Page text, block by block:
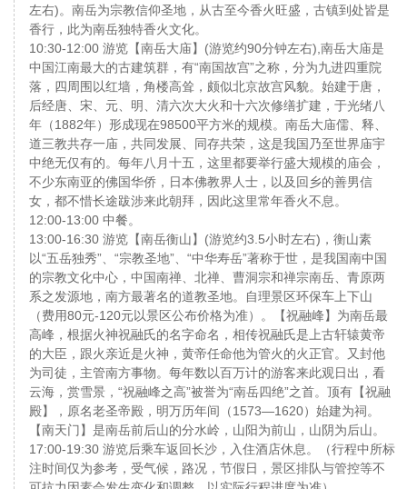
左右)。南岳为宗教信仰圣地，从古至今香火旺盛，古镇到处皆是
香行，此为南岳独特香火文化。
10:30-12:00 游览【南岳大庙】(游览约90分钟左右),南岳大庙是
中国江南最大的古建筑群，有“南国故宫”之称，分为九进四重院
落，四周围以红墙，角楼高耸，颇似北京故宫风貌。始建于唐，
后经唐、宋、元、明、清六次大火和十六次修缮扩建，于光绪八
年（1882年）形成现在98500平方米的规模。南岳大庙儒、释、
道三教共存一庙，共同发展、同存共荣，这是我国乃至世界庙宇
中绝无仅有的。每年八月十五，这里都要举行盛大规模的庙会，
不少东南亚的佛国华侨，日本佛教界人士，以及回乡的善男信
女，都不惜长途跋涉来此朝拜，因此这里常年香火不息。
12:00-13:00 中餐。
13:00-16:30 游览【南岳衡山】(游览约3.5小时左右)，衡山素
以“五岳独秀”、“宗教圣地”、“中华寿岳”著称于世，是我国南中国
的宗教文化中心，中国南禅、北禅、曹洞宗和禅宗南岳、青原两
系之发源地，南方最著名的道教圣地。自理景区环保车上下山
（费用80元-120元以景区公布价格为准）。【祝融峰】为南岳最
高峰，根据火神祝融氏的名字命名，相传祝融氏是上古轩辕黄帝
的大臣，跟火亲近是火神，黄帝任命他为管火的火正官。又封他
为司徒，主管南方事物。每年数以百万计的游客来此观日出，看
云海，赏雪景，“祝融峰之高”被誉为“南岳四绝”之首。顶有【祝融
殿】，原名老圣帝殿，明万历年间（1573—1620）始建为祠。
【南天门】是南岳前后山的分水岭，山阳为前山，山阴为后山。
17:00-19:30 游览后乘车返回长沙，入住酒店休息。（行程中所标
注时间仅为参考，受气候，路况，节假日，景区排队与管控等不